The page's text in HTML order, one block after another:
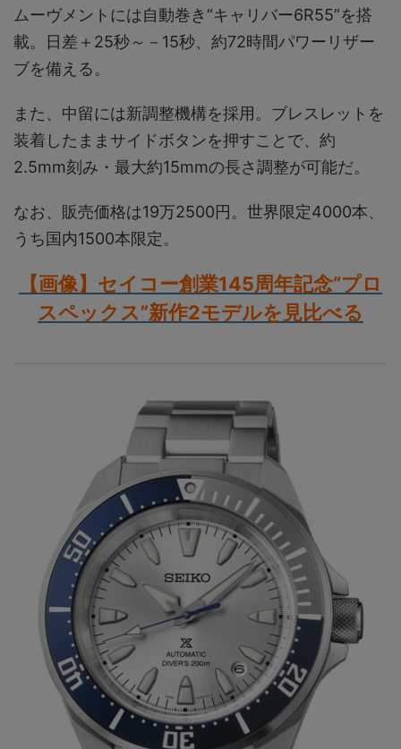
ムーヴメントには自動巻き“キャリバー6R55”を搭
載。日差＋25秒～－15秒、約72時間パワーリザー
ブを備える。
また、中留には新調整機構を採用。ブレスレットを
装着したままサイドボタンを押すことで、約
2.5mm刻み・最大約15mmの長さ調整が可能だ。
なお、販売価格は19万2500円。世界限定4000本、
うち国内1500本限定。
【画像】セイコー創業145周年記念“プロ
スペックス”新作2モデルを見比べる